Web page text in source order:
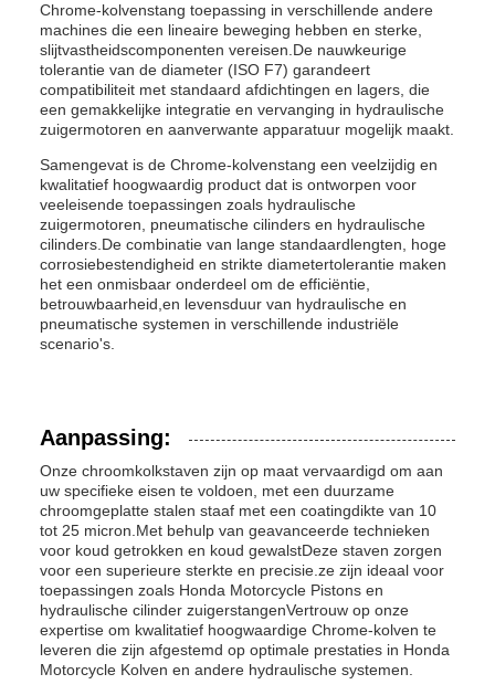
Chrome-kolvenstang toepassing in verschillende andere
machines die een lineaire beweging hebben en sterke,
slijtvastheidscomponenten vereisen.De nauwkeurige
tolerantie van de diameter (ISO F7) garandeert
compatibiliteit met standaard afdichtingen en lagers, die
een gemakkelijke integratie en vervanging in hydraulische
zuigermotoren en aanverwante apparatuur mogelijk maakt.
Samengevat is de Chrome-kolvenstang een veelzijdig en
kwalitatief hoogwaardig product dat is ontworpen voor
veeleisende toepassingen zoals hydraulische
zuigermotoren, pneumatische cilinders en hydraulische
cilinders.De combinatie van lange standaardlengten, hoge
corrosiebestendigheid en strikte diametertolerantie maken
het een onmisbaar onderdeel om de efficiëntie,
betrouwbaarheid,en levensduur van hydraulische en
pneumatische systemen in verschillende industriële
scenario's.
Aanpassing:
Onze chroomkolkstaven zijn op maat vervaardigd om aan
uw specifieke eisen te voldoen, met een duurzame
chroomgeplatte stalen staaf met een coatingdikte van 10
tot 25 micron.Met behulp van geavanceerde technieken
voor koud getrokken en koud gewalstDeze staven zorgen
voor een superieure sterkte en precisie.ze zijn ideaal voor
toepassingen zoals Honda Motorcycle Pistons en
hydraulische cilinder zuigerstangenVertrouw op onze
expertise om kwalitatief hoogwaardige Chrome-kolven te
leveren die zijn afgestemd op optimale prestaties in Honda
Motorcycle Kolven en andere hydraulische systemen.